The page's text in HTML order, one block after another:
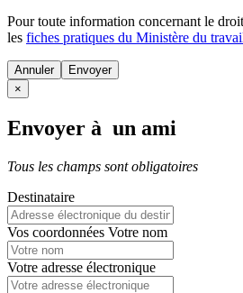
Pour toute information concernant le
les fiches pratiques du Ministère du
Annuler
×
Envoyer à un ami
Tous les champs sont obligatoires
Destinataire
Vos coordonnées Votre nom
Votre adresse électronique